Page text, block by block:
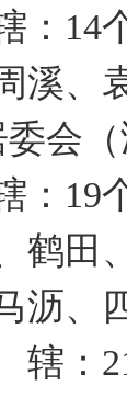
个
溪、
会
个
鹤田
沥、
21